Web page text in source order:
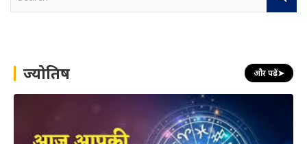
h ज्योतिष और पढ़ें➤